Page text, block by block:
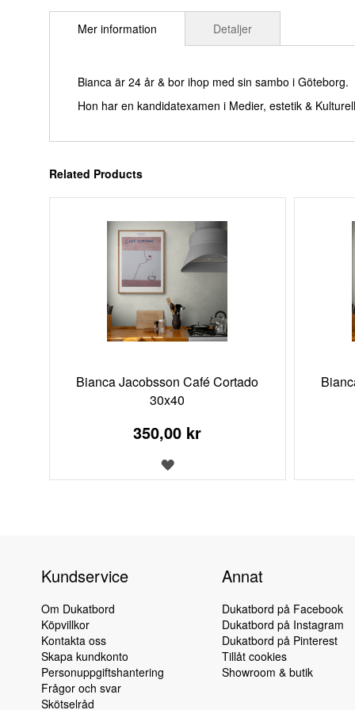
till
börjanMer information
Bianca är 24 år & bor ihop med sin sambo i Göteborg.
Hon har en kandidatexamen i Medier, estetik &
Detaljer
Related Products
Bianca Jacobsson Café Cortado
30x40
350,00 kr
LÄGG
TILL
Kundservice
Om Dukatbord
Köpvillkor
Kontakta oss
Skapa kundkonto
Personuppgiftshantering
Frågor och svar
Skötselråd
Annat
Dukatbord på Facebook
Dukatbord på Instagram
Dukatbord på Pinterest
Tillåt cookies
Showroom & butik